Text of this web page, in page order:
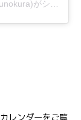
レンダーをご覧